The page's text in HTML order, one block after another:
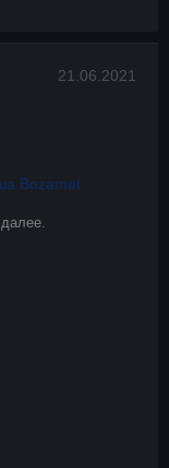
21.06.2021
Bozamet